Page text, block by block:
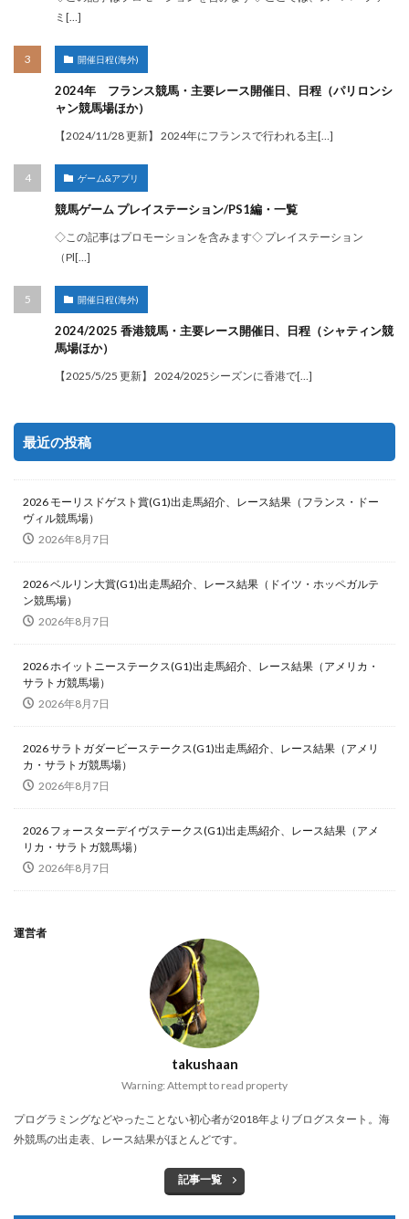
ミ[…]
開催日程(海外)
2024年 フランス競馬・主要レース開催日、日程（パリロンシ
ャン競馬場ほか）
【2024/11/28 更新】 2024年にフランスで行われる主[…]
ゲーム&アプリ
競馬ゲーム プレイステーション/PS1編・一覧
◇この記事はプロモーションを含みます◇ プレイステーション
（Pl[…]
開催日程(海外)
2024/2025 香港競馬・主要レース開催日、日程（シャティン競
馬場ほか）
【2025/5/25 更新】 2024/2025シーズンに香港で[…]
最近の投稿
2026 モーリスドゲスト賞(G1)出走馬紹介、レース結果（フランス・ドー
ヴィル競馬場）
2026年8月7日
2026 ベルリン大賞(G1)出走馬紹介、レース結果（ドイツ・ホッペガルテ
ン競馬場）
2026年8月7日
2026 ホイットニーステークス(G1)出走馬紹介、レース結果（アメリカ・
サラトガ競馬場）
2026年8月7日
2026 サラトガダービーステークス(G1)出走馬紹介、レース結果（アメリ
カ・サラトガ競馬場）
2026年8月7日
2026 フォースターデイヴステークス(G1)出走馬紹介、レース結果（アメ
リカ・サラトガ競馬場）
2026年8月7日
運営者
takushaan
Warning: Attempt to read property
プログラミングなどやったことない初心者が2018年よりブログスタート。海
外競馬の出走表、レース結果がほとんどです。
記事一覧